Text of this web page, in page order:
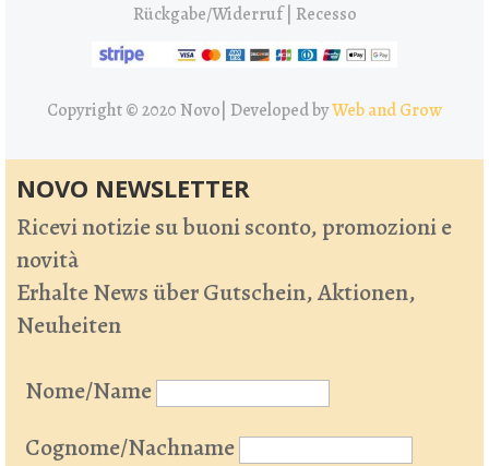
Rückgabe/Widerruf | Recesso
Copyright © 2020 Novo| Developed byWeb and Grow
NOVO NEWSLETTER
Ricevi notizie su buoni sconto, promozioni e
novità
Erhalte News über Gutschein, Aktionen,
Neuheiten
Nome/Name
Cognome/Nachname